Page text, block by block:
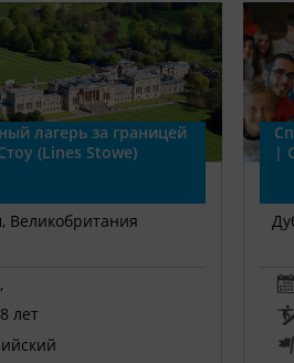
лагерь за границей
(Lines Stowe)
Великобритания
,
лет
|